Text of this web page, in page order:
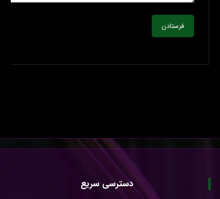
فرستادن
دسترسی سریع